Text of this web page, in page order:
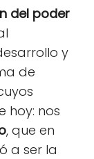
del poder
y
de
hoy: nos
, que en
a ser la